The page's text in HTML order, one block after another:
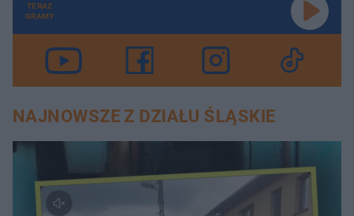
TERAZ
GRAMY
NAJNOWSZE Z DZIAŁU ŚLĄSKIE